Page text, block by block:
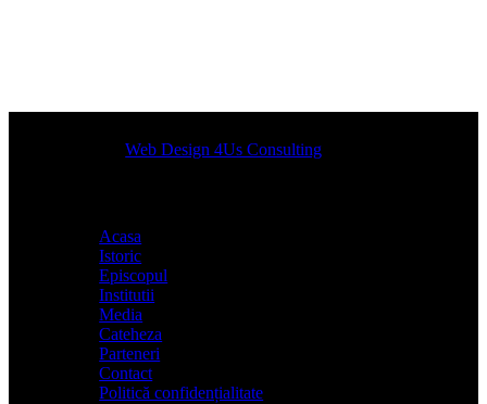
Designed byWeb Design 4Us Consulting
Acasa
Istoric
Episcopul
Institutii
Media
Cateheza
Parteneri
Contact
Politică confidențialitate